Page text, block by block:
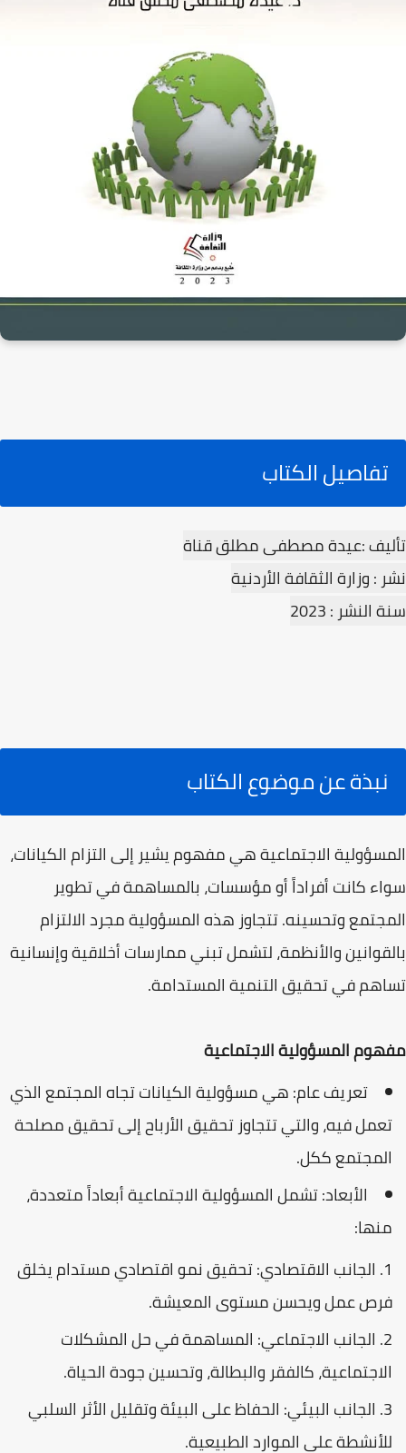
تفاصيل الكتاب
تأليف :عيدة مصطفى مطلق قناة
نشر : وزارة الثقافة الأردنية
سنة النشر : 2023
نبذة عن موضوع الكتاب
المسؤولية الاجتماعية هي مفهوم يشير إلى التزام الكيانات،
سواء كانت أفراداً أو مؤسسات، بالمساهمة في تطوير
المجتمع وتحسينه. تتجاوز هذه المسؤولية مجرد الالتزام
بالقوانين والأنظمة، لتشمل تبني ممارسات أخلاقية وإنسانية
تساهم في تحقيق التنمية المستدامة.
مفهوم المسؤولية الاجتماعية
تعريف عام: هي مسؤولية الكيانات تجاه المجتمع الذي
تعمل فيه، والتي تتجاوز تحقيق الأرباح إلى تحقيق مصلحة
المجتمع ككل.
الأبعاد: تشمل المسؤولية الاجتماعية أبعاداً متعددة،
منها:
الجانب الاقتصادي: تحقيق نمو اقتصادي مستدام يخلق
فرص عمل ويحسن مستوى المعيشة.
الجانب الاجتماعي: المساهمة في حل المشكلات
الاجتماعية، كالفقر والبطالة، وتحسين جودة الحياة.
الجانب البيئي: الحفاظ على البيئة وتقليل الأثر السلبي
للأنشطة على الموارد الطبيعية.